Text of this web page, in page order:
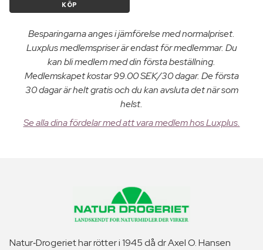
KÖP
Besparingarna anges i jämförelse med normalpriset.
Luxplus medlemspriser är endast för medlemmar. Du
kan bli medlem med din första beställning.
Medlemskapet kostar 99.00 SEK/30 dagar. De första
30 dagar är helt gratis och du kan avsluta det när som
helst.
Se alla dina fördelar med att vara medlem hos Luxplus.
Natur‑Drogeriet har rötter i 1945 då dr Axel O. Hansen